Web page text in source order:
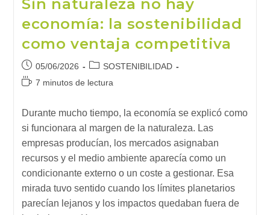
Sin naturaleza no hay
economía: la sostenibilidad
como ventaja competitiva
Publicación
de
05/06/2026
Categoría
de
SOSTENIBILIDAD
Tiempo7 minutos de lectura
Durante mucho tiempo, la economía se explicó como
si funcionara al margen de la naturaleza. Las
empresas producían, los mercados asignaban
recursos y el medio ambiente aparecía como un
condicionante externo o un coste a gestionar. Esa
mirada tuvo sentido cuando los límites planetarios
parecían lejanos y los impactos quedaban fuera de